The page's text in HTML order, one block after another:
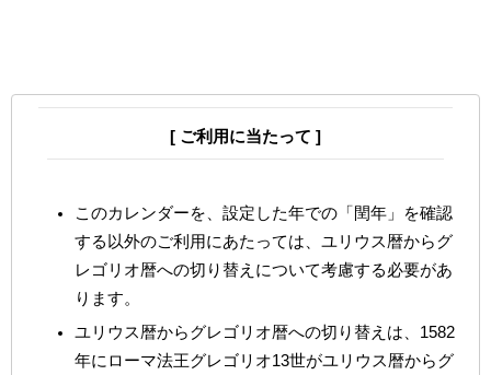
[ ご利用に当たって ]
このカレンダーを、設定した年での「閏年」を確認
する以外のご利用にあたっては、ユリウス暦からグ
レゴリオ暦への切り替えについて考慮する必要があ
ります。
ユリウス暦からグレゴリオ暦への切り替えは、1582
年にローマ法王グレゴリオ13世がユリウス暦からグ